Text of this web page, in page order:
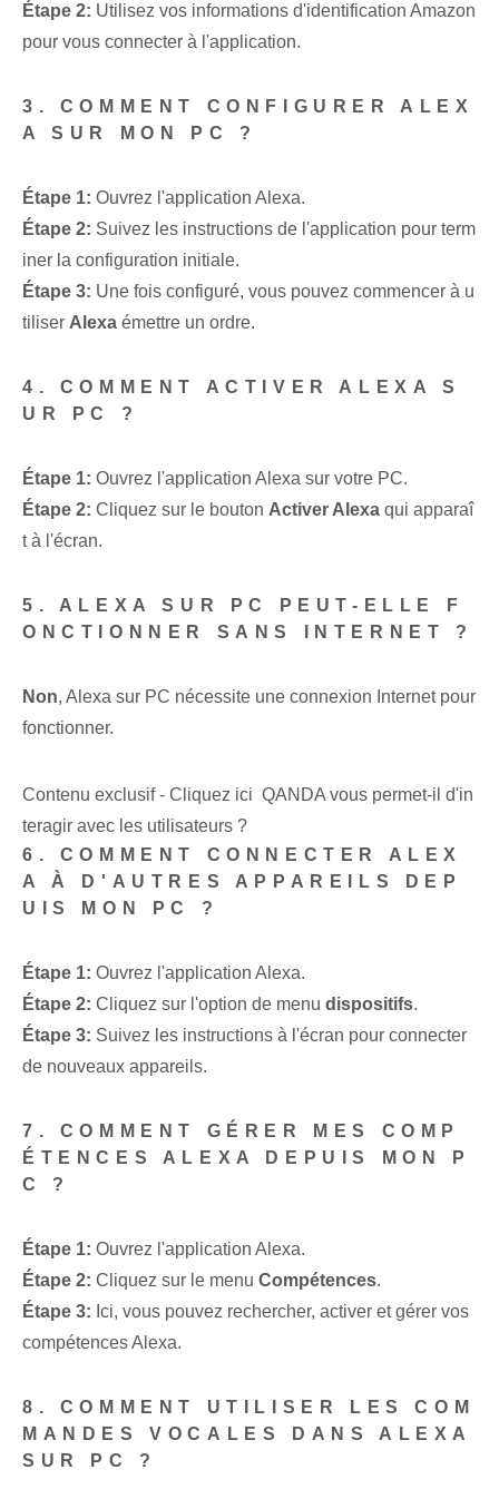
Étape 2: Utilisez vos informations d'identification Amazon
pour vous connecter à l'application.
3. COMMENT CONFIGURER ALEX
A SUR MON PC ?
Étape 1: Ouvrez l'application Alexa.
Étape 2: Suivez les instructions de l'application pour term
iner la configuration initiale.
Étape 3: Une fois configuré, vous pouvez commencer à u
tiliser Alexa émettre un ordre.
4. COMMENT ACTIVER ALEXA S
UR PC ?
Étape 1: Ouvrez l'application Alexa sur votre PC.
Étape 2: Cliquez sur le bouton Activer Alexa qui apparaî
t à l'écran.
5. ALEXA SUR PC PEUT-ELLE F
ONCTIONNER SANS INTERNET ?
Non, Alexa sur PC nécessite une connexion Internet pour
fonctionner.
Contenu exclusif - Cliquez ici QANDA vous permet-il d'in
teragir avec les utilisateurs ?
6. COMMENT CONNECTER ALEX
A À D'AUTRES APPAREILS DEP
UIS MON PC ?
Étape 1: Ouvrez l'application Alexa.
Étape 2: Cliquez sur l'option de menu dispositifs.
Étape 3: Suivez les instructions à l'écran pour connecter
de nouveaux appareils.
7. COMMENT GÉRER MES COMP
ÉTENCES ALEXA DEPUIS MON P
C ?
Étape 1: Ouvrez l'application Alexa.
Étape 2: Cliquez sur le menu Compétences.
Étape 3: Ici, vous pouvez rechercher, activer et gérer vos
compétences Alexa.
8. COMMENT UTILISER LES COM
MANDES VOCALES DANS ALEXA
SUR PC ?